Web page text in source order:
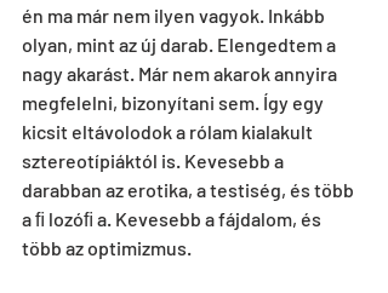
én ma már nem ilyen vagyok. Inkább
olyan, mint az új darab. Elengedtem a
nagy akarást. Már nem akarok annyira
megfelelni, bizonyítani sem. Így egy
kicsit eltávolodok a rólam kialakult
sztereotípiáktól is. Kevesebb a
darabban az erotika, a testiség, és több
a ﬁ lozóﬁ a. Kevesebb a fájdalom, és
több az optimizmus.